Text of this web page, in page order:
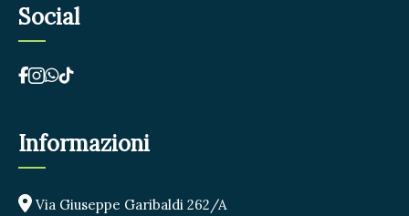
Social
Informazioni
Via Giuseppe Garibaldi 262/A